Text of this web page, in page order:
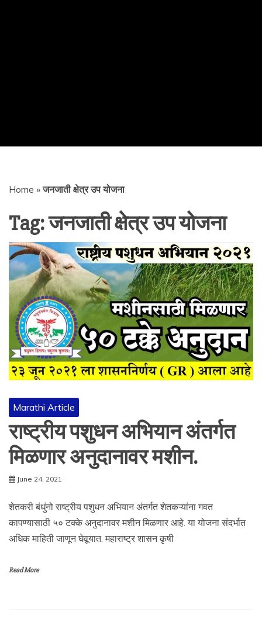
Home »जनजाती क्षेत्र उप योजना
Tag:जनजाती क्षेत्र उप योजना
Marathi Article
राष्ट्रीय पशुधन अभियान अंतर्गत
मिळणार अनुदानावर मशीन.
June 24, 2021
शेतकरी बंधुंनो राष्ट्रीय पशुधन अभियान अंतर्गत शेतकऱ्यांना गवत
कापण्यासाठी ५० टक्के अनुदानावर मशीन मिळणार आहे. या योजना संदर्भात
अधिक माहिती जाणून घेवूयात. महाराष्ट्र शासन कृषी
Read More